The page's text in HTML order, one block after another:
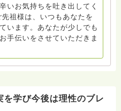
いお気持ちを吐き出してく
祖様は、いつもあなたを
います。あなたが少しでも
手伝いをさせていただきま
を学び今後は理性のブレ